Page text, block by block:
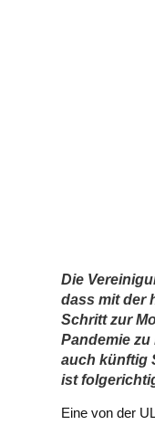
Die
dass mit der
Schritt zur
Pandemie
auch künftig
ist
Eine von der